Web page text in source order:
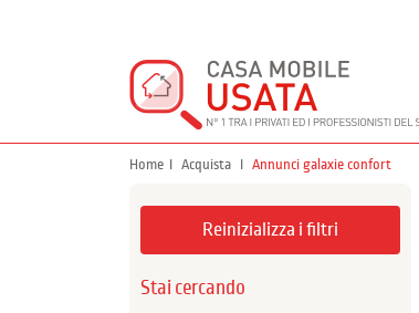
Home Acquista Annunci galaxie confort
Reinizializza i filtri
Stai cercando